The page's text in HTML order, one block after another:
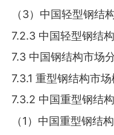
（3）中国轻型钢结
7.2.3 中国轻型钢结
7.3 中国钢结构市场
7.3.1 重型钢结构市
7.3.2 中国重型钢结
（1）中国重型钢结